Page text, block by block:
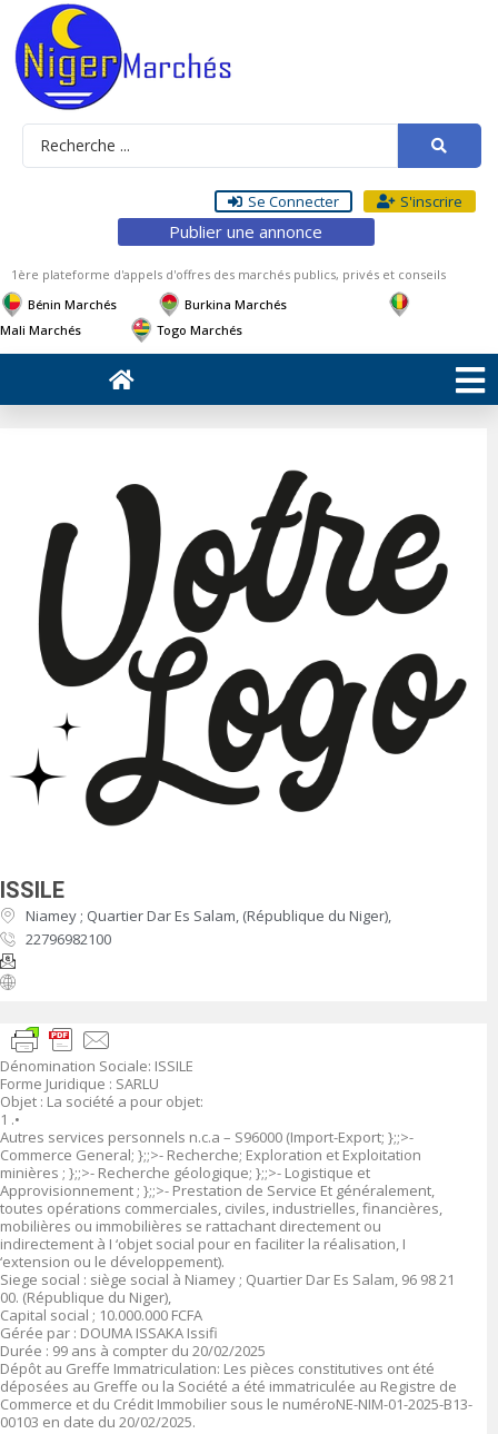
Se Connecter S'inscrire
Publier une annonce
1ère plateforme d'appels d'offres des marchés publics, privés et conseils
Bénin Marchés
Burkina Marchés
Mali Marchés
Togo Marchés
ISSILE
Niamey ; Quartier Dar Es Salam, (République du Niger),
22796982100
Dénomination Sociale: ISSILE
Forme Juridique : SARLU
Objet : La société a pour objet:
1 .•
Autres services personnels n.c.a – S96000 (Import-Export; };;>-
Commerce General; };;>- Recherche; Exploration et Exploitation
minières ; };;>- Recherche géologique; };;>- Logistique et
Approvisionnement ; };;>- Prestation de Service Et généralement,
toutes opérations commerciales, civiles, industrielles, financières,
mobilières ou immobilières se rattachant directement ou
indirectement à I ‘objet social pour en faciliter la réalisation, I
‘extension ou le développement).
Siege social : siège social à Niamey ; Quartier Dar Es Salam, 96 98 21
00. (République du Niger),
Capital social ; 10.000.000 FCFA
Gérée par : DOUMA ISSAKA Issifi
Durée : 99 ans à compter du 20/02/2025
Dépôt au Greffe Immatriculation: Les pièces constitutives ont été
déposées au Greffe ou la Société a été immatriculée au Registre de
Commerce et du Crédit Immobilier sous le numéroNE-NIM-01-2025-B13-
00103 en date du 20/02/2025.